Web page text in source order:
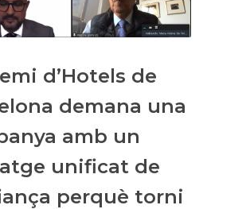
d’Hotels de
demana una
amb un
unificat de
perquè torni